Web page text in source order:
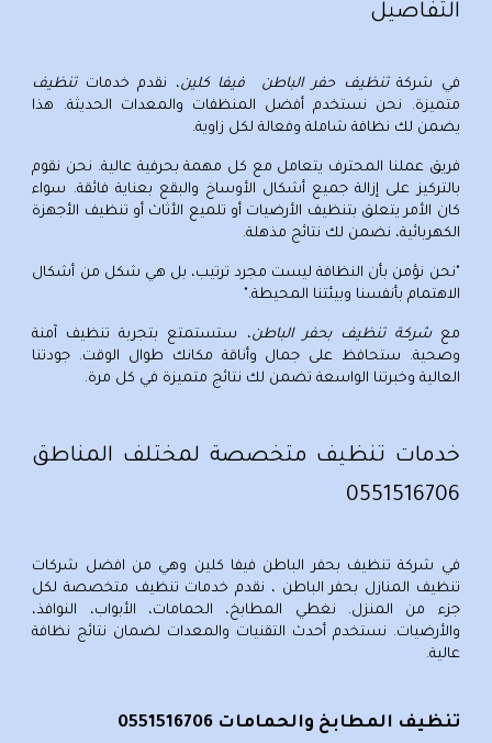
التفاصيل
في شركةتنظيف حفر الباطن فيفا كلين، نقدم خدماتتنظيف
متميزة. نحن نستخدم أفضل المنظفات والمعدات الحديثة. هذا
يضمن لك نظافة شاملة وفعالة لكل زاوية.
فريق عملنا المحترف يتعامل مع كل مهمة بحرفية عالية. نحن نقوم
بالتركيز على إزالة جميع أشكال الأوساخ والبقع بعناية فائقة. سواء
كان الأمر يتعلق بتنظيف الأرضيات أو تلميع الأثاث أو تنظيف الأجهزة
الكهربائية، نضمن لك نتائج مذهلة.
"نحن نؤمن بأن النظافة ليست مجرد ترتيب، بل هي شكل من أشكال
الاهتمام بأنفسنا وبيئتنا المحيطة."
معشركة تنظيف بحفر الباطن، ستستمتع بتجربة تنظيف آمنة
وصحية. ستحافظ على جمال وأناقة مكانك طوال الوقت. جودتنا
العالية وخبرتنا الواسعة تضمن لك نتائج متميزة في كل مرة.
خدمات تنظيف متخصصة لمختلف المناطق
0551516706
في شركة تنظيف بحفر الباطن فيفا كلين وهي من افضل شركات
تنظيف المنازل بحفر الباطن ، نقدم خدمات تنظيف متخصصة لكل
جزء من المنزل. نغطي المطابخ، الحمامات، الأبواب، النوافذ،
والأرضيات. نستخدم أحدث التقنيات والمعدات لضمان نتائج نظافة
عالية.
تنظيف المطابخ والحمامات 0551516706